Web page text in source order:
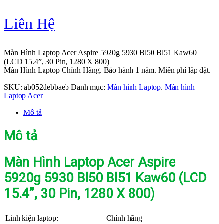
Liên Hệ
Màn Hình Laptop Acer Aspire 5920g 5930 Bl50 Bl51 Kaw60
(LCD 15.4”, 30 Pin, 1280 X 800)
Màn Hình Laptop Chính Hãng. Bảo hành 1 năm. Miễn phí lắp đặt.
SKU: ab052debbaeb Danh mục: Màn hình Laptop, Màn hình
Laptop Acer
Mô tả
Mô tả
Màn Hình Laptop Acer Aspire
5920g 5930 Bl50 Bl51 Kaw60 (LCD
15.4”, 30 Pin, 1280 X 800)
Linh kiện laptop:
Chính hãng